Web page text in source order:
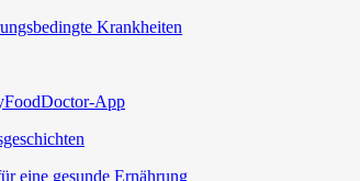
Krankheiten
App
eine gesunde Ernährung